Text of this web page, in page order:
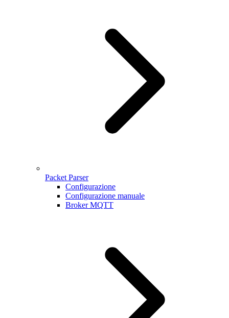
Packet Parser
Configurazione
Configurazione manuale
Broker MQTT